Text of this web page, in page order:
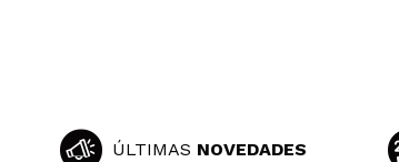
ÚLTIMAS NOVEDADES